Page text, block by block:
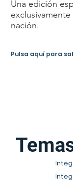
Una edición
nación.
Pulsa aquí para